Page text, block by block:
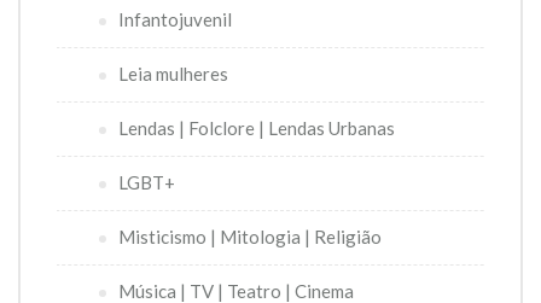
Infantojuvenil
Leia mulheres
Lendas | Folclore | Lendas Urbanas
LGBT+
Misticismo | Mitologia | Religião
Música | TV | Teatro | Cinema